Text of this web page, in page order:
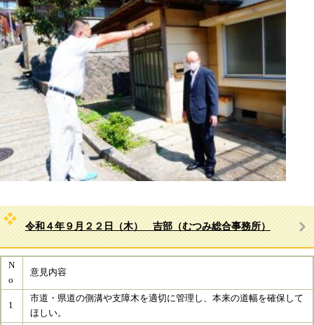
令和４年９月２２日（木） 吉部（むつみ総合事務所）
N
o
意見内容
1
市道・県道の側溝や支障木を適切に管理し、本来の道幅を確保して
ほしい。​